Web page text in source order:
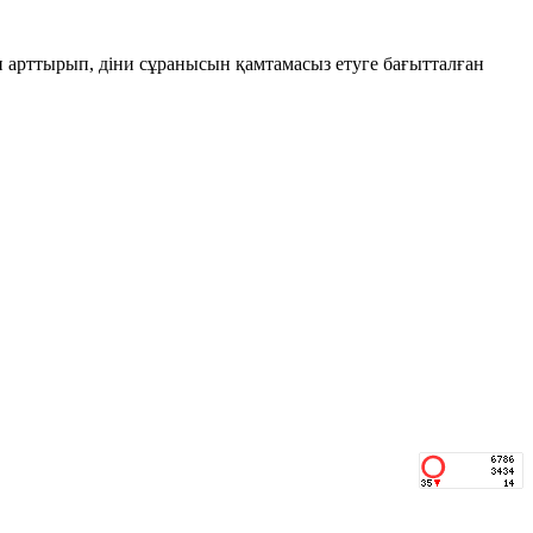
діни сұранысын қамтамасыз етуге бағытталған